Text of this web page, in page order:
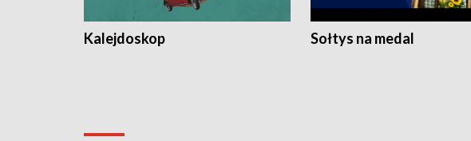
Kalejdoskop Sołtys na medal